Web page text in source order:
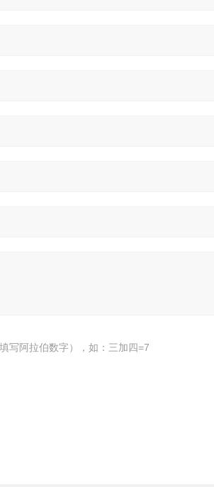
写阿拉伯数字），如：三加四=7